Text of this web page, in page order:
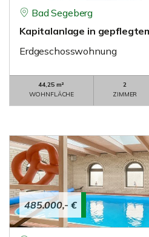
Bad Segeberg
Kapitalanlage in
Erdgeschosswohnung
44,25 m²
WOHNFLÄCHE
2
ZIMMER
485.000,- €